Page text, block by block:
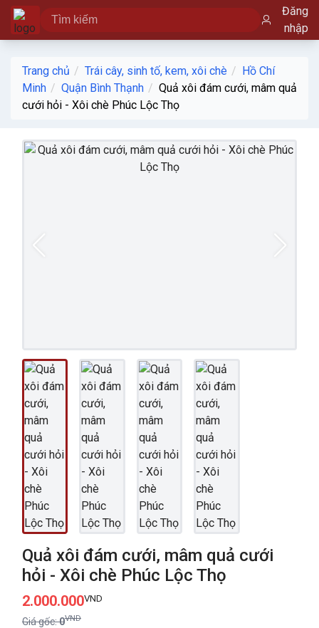
Đăng
nhập
Trang chủ Trái cây, sinh tố, kem, xôi chè
Hồ Chí
Minh
Quận Bình Thạnh
Quả xôi đám cưới, mâm quả
cưới hỏi - Xôi chè Phúc Lộc Thọ
Quả xôi đám cưới, mâm quả cưới
hỏi - Xôi chè Phúc Lộc Thọ
2.000.000VND
Giá gốc:0VND